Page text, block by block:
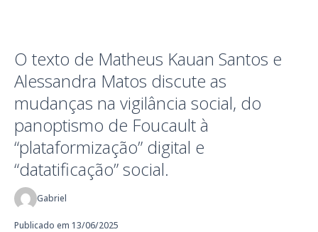
O texto de Matheus Kauan Santos e
Alessandra Matos discute as
mudanças na vigilância social, do
panoptismo de Foucault à
“plataformização” digital e
“datatificação” social.
Gabriel
Publicado em 13/06/2025